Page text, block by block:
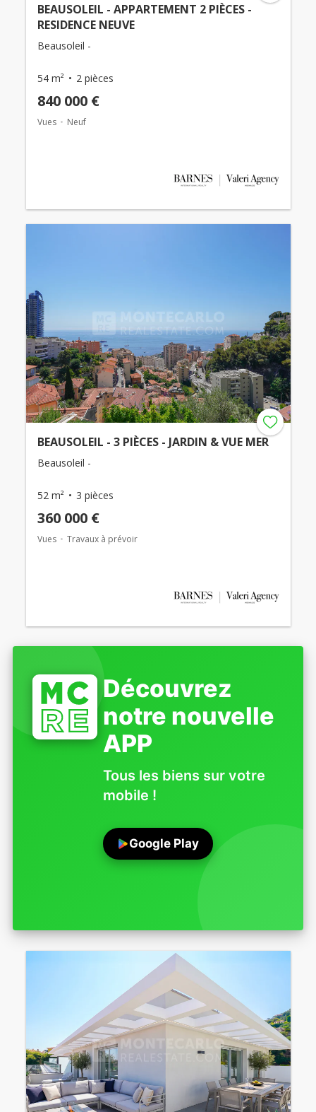
BEAUSOLEIL - APPARTEMENT 2 PIÈCES -
RESIDENCE NEUVE
Beausoleil -
54 m² 2 pièces
840 000 €
Vues Neuf
BEAUSOLEIL - 3 PIÈCES - JARDIN & VUE MER
Beausoleil -
52 m² 3 pièces
360 000 €
Vues Travaux à prévoir
Découvrez
notre nouvelle
APP
Tous les biens sur votre
mobile !
Google Play